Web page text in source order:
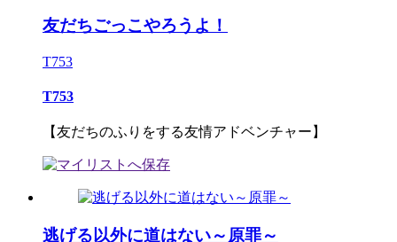
友だちごっこやろうよ！
T753
T753
【友だちのふりをする友情アドベンチャー】
逃げる以外に道はない～原罪～